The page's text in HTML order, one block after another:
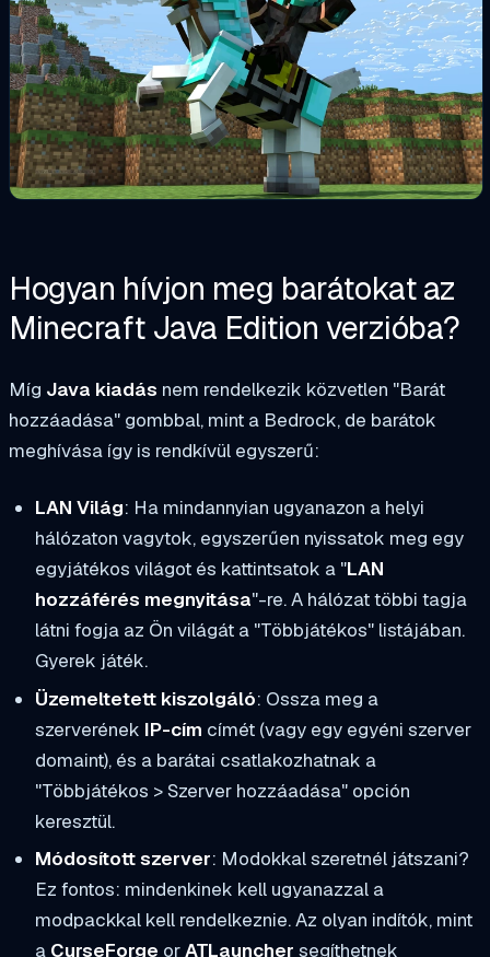
Hogyan hívjon meg barátokat az
Minecraft Java Edition verzióba?
Míg Java kiadás nem rendelkezik közvetlen "Barát
hozzáadása" gombbal, mint a Bedrock, de barátok
meghívása így is rendkívül egyszerű:
LAN Világ: Ha mindannyian ugyanazon a helyi
hálózaton vagytok, egyszerűen nyissatok meg egy
egyjátékos világot és kattintsatok a "LAN
hozzáférés megnyitása"-re. A hálózat többi tagja
látni fogja az Ön világát a "Többjátékos" listájában.
Gyerek játék.
Üzemeltetett kiszolgáló: Ossza meg a
szerverének IP-cím címét (vagy egy egyéni szerver
domaint), és a barátai csatlakozhatnak a
"Többjátékos > Szerver hozzáadása" opción
keresztül.
Módosított szerver: Modokkal szeretnél játszani?
Ez fontos: mindenkinek kellugyanazzal a
modpackkal kell rendelkeznie. Az olyan indítók, mint
a CurseForge orATLauncher segíthetnek